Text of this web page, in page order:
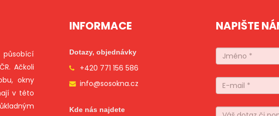
působící
Ačkoli
okny
v této
INFORMACE
Dotazy, objednávky
+420 771 156 586
info@sosokna.cz
Kde nás najdete
NAPIŠTE